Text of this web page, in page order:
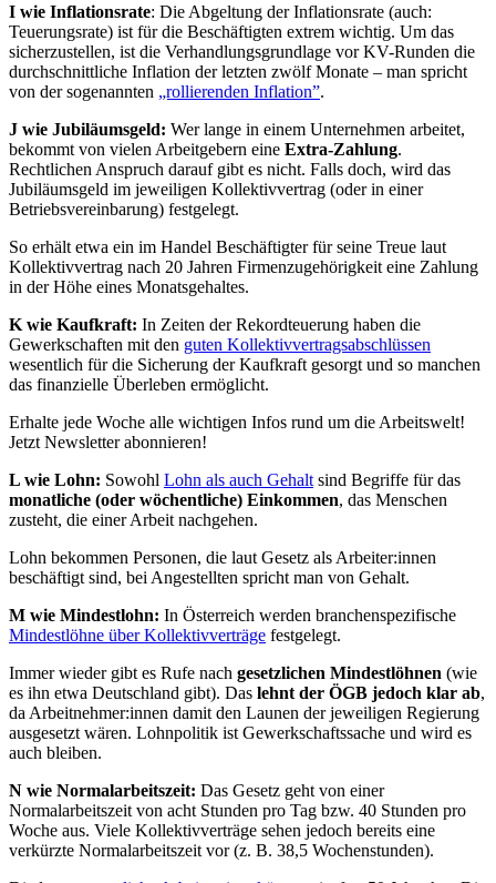
I wie Inflationsrate: Die Abgeltung der Inflationsrate (auch:
Teuerungsrate) ist für die Beschäftigten extrem wichtig. Um das
sicherzustellen, ist die Verhandlungsgrundlage vor KV-Runden die
durchschnittliche Inflation der letzten zwölf Monate – man spricht
von der sogenannten „rollierenden Inflation”.
J wie Jubiläumsgeld: Wer lange in einem Unternehmen arbeitet,
bekommt von vielen Arbeitgebern eine Extra-Zahlung.
Rechtlichen Anspruch darauf gibt es nicht. Falls doch, wird das
Jubiläumsgeld im jeweiligen Kollektivvertrag (oder in einer
Betriebsvereinbarung) festgelegt.
So erhält etwa ein im Handel Beschäftigter für seine Treue laut
Kollektivvertrag nach 20 Jahren Firmenzugehörigkeit eine Zahlung
in der Höhe eines Monatsgehaltes.
K wie Kaufkraft: In Zeiten der Rekordteuerung haben die
Gewerkschaften mit den guten Kollektivvertragsabschlüssen
wesentlich für die Sicherung der Kaufkraft gesorgt und so manchen
das finanzielle Überleben ermöglicht.
Erhalte jede Woche alle wichtigen Infos rund um die Arbeitswelt!
Jetzt Newsletter abonnieren!
L wie Lohn: Sowohl Lohn als auch Gehalt sind Begriffe für das
monatliche (oder wöchentliche) Einkommen, das Menschen
zusteht, die einer Arbeit nachgehen.
Lohn bekommen Personen, die laut Gesetz als Arbeiter:innen
beschäftigt sind, bei Angestellten spricht man von Gehalt.
M wie Mindestlohn: In Österreich werden branchenspezifische
Mindestlöhne über Kollektivverträge festgelegt.
Immer wieder gibt es Rufe nach gesetzlichen Mindestlöhnen (wie
es ihn etwa Deutschland gibt). Das lehnt der ÖGB jedoch klar ab,
da Arbeitnehmer:innen damit den Launen der jeweiligen Regierung
ausgesetzt wären. Lohnpolitik ist Gewerkschaftssache und wird es
auch bleiben.
N wie Normalarbeitszeit: Das Gesetz geht von einer
Normalarbeitszeit von acht Stunden pro Tag bzw. 40 Stunden pro
Woche aus. Viele Kollektivverträge sehen jedoch bereits eine
verkürzte Normalarbeitszeit vor (z. B. 38,5 Wochenstunden).